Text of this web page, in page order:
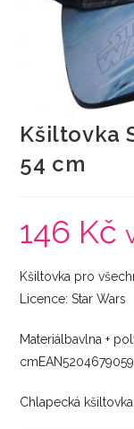
Kšiltovka
54 cm
146 Kč
Kšiltovka pro
Licence: Star Wars
Materiálbavlna +
Chlapecká